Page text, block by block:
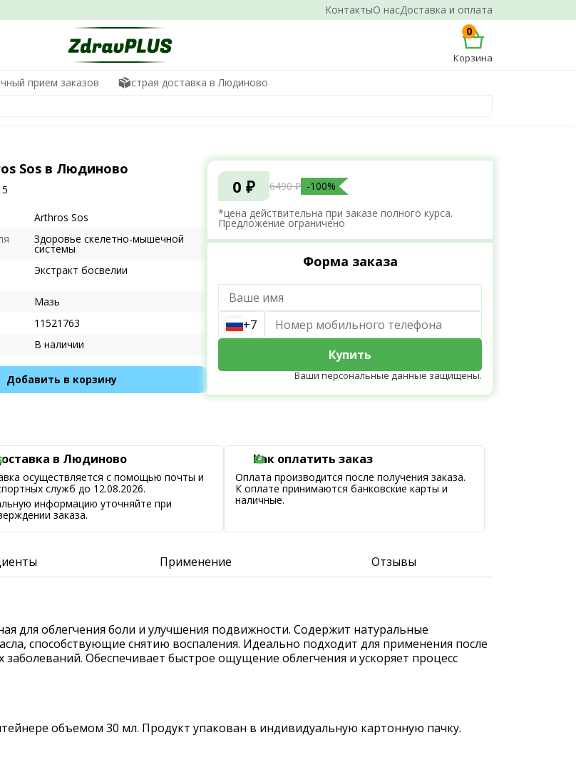
КонтактыО насДоставка и оплата
0
Корзина
прием заказов Быстрая доставка в Людиново
Sos в Людиново
5
Arthros Sos
Здоровье скелетно-мышечной
системы
Экстракт босвелии
Мазь
11521763
В наличии
Добавить в корзину
0 ₽ 6490 ₽ -100%
*цена действительна при заказе полного курса.
Предложение ограничено
Форма заказа
+7
Купить
Ваши персональные данные защищены.
в Людиново
осуществляется с помощью почты и
служб до 12.08.2026.
информацию уточняйте при
заказа.
Как оплатить заказ
Оплата производится после получения заказа.
К оплате принимаются банковские карты и
наличные.
Применение Отзывы
для облегчения боли и улучшения подвижности. Содержит натуральные
способствующие снятию воспаления. Идеально подходит для применения после
заболеваний. Обеспечивает быстрое ощущение облегчения и ускоряет процесс
объемом 30 мл. Продукт упакован в индивидуальную картонную пачку.